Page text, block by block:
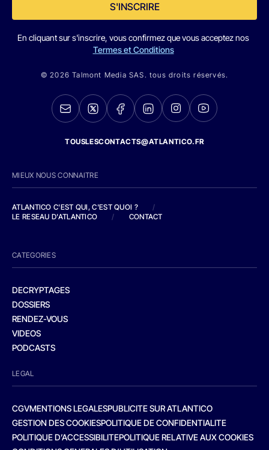
S'INSCRIRE
En cliquant sur s'inscrire, vous confirmez que vous acceptez nos
Termes et Conditions
© 2026 Talmont Media SAS. tous droits réservés.
TOUSLESCONTACTS@ATLANTICO.FR
MIEUX NOUS CONNAITRE
ATLANTICO C'EST QUI, C'EST QUOI ?
/
LE RESEAU D'ATLANTICO
/ CONTACT
CATEGORIES
DECRYPTAGES
DOSSIERS
RENDEZ-VOUS
VIDEOS
PODCASTS
LEGAL
CGVMENTIONS LEGALESPUBLICITE SUR ATLANTICO
GESTION DES COOKIESPOLITIQUE DE CONFIDENTIALITE
POLITIQUE D’ACCESSIBILITEPOLITIQUE RELATIVE AUX COOKIES